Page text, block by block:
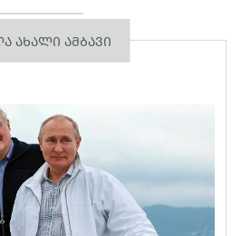
ᲐᲮᲐᲚᲘ ᲐᲛᲑᲐᲕᲘ